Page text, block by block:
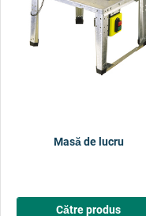
Masă de lucru
Către produs